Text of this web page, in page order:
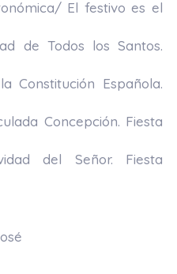
El festivo es el
de Todos los Santos.
Constitución Española.
Concepción. Fiesta
del Señor. Fiesta